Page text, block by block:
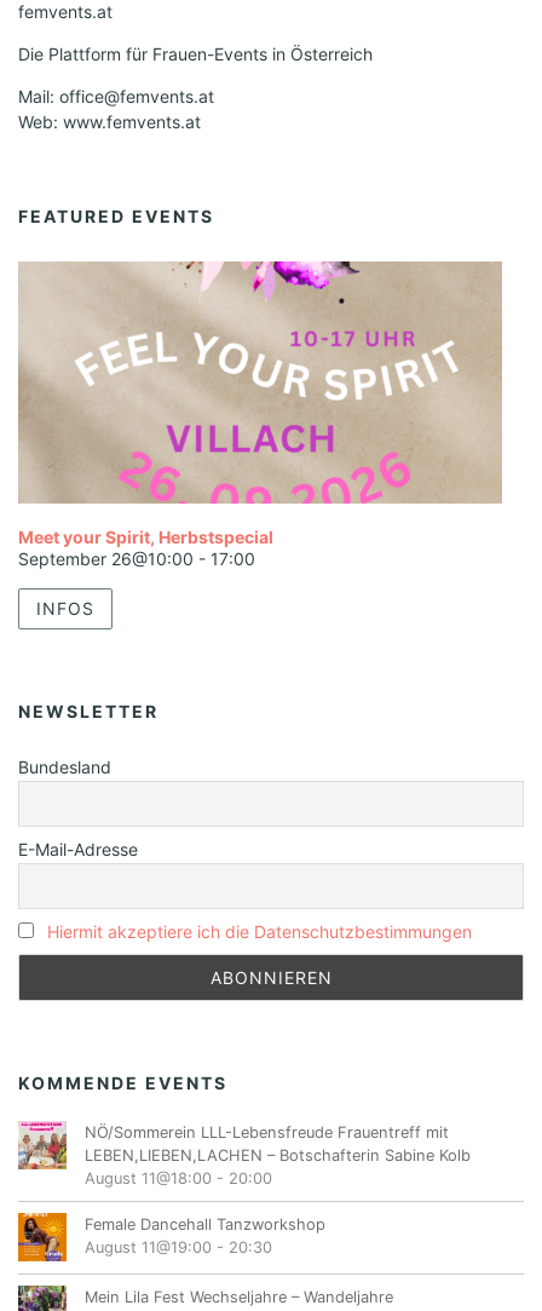
femvents.at
Die Plattform für Frauen-Events in Österreich
Mail: office@femvents.at
Web: www.femvents.at
FEATURED EVENTS
Meet your Spirit, Herbstspecial
September 26@10:00 - 17:00
INFOS
NEWSLETTER
Bundesland
E-Mail-Adresse
Hiermit akzeptiere ich die Datenschutzbestimmungen
KOMMENDE EVENTS
NÖ/Sommerein LLL-Lebensfreude Frauentreff mit
LEBEN,LIEBEN,LACHEN – Botschafterin Sabine Kolb
August 11@18:00 - 20:00
Female Dancehall Tanzworkshop
August 11@19:00 - 20:30
Mein Lila Fest Wechseljahre – Wandeljahre